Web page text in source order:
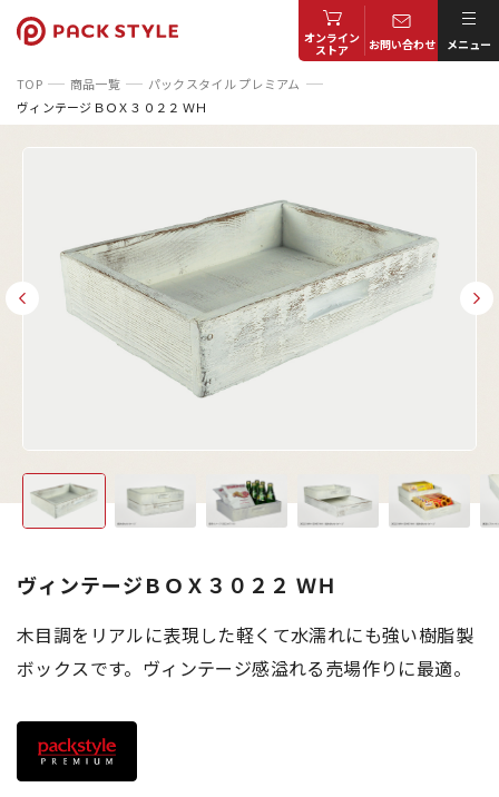
オンライン
ストア お問い合わせ メニュー
TOP 商品一覧
パックスタイル プレミアム
ヴィンテージＢＯＸ３０２２ ＷＨ
ヴィンテージＢＯＸ３０２２ ＷＨ
木目調をリアルに表現した軽くて水濡れにも強い樹脂製
ボックスです。ヴィンテージ感溢れる売場作りに最適。